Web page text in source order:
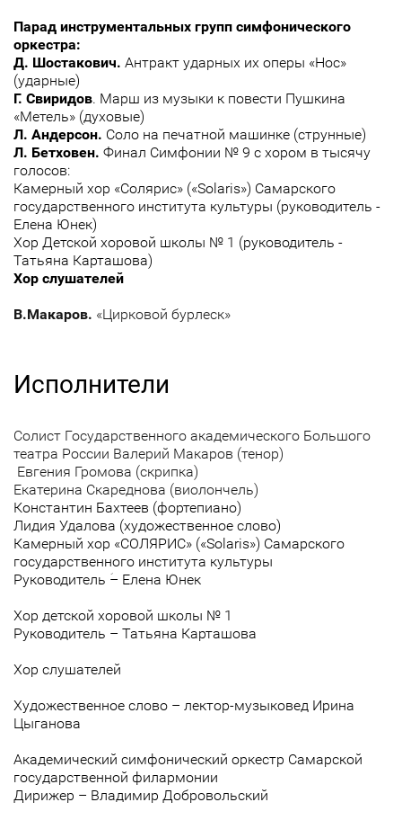
Парад инструментальных групп симфонического
оркестра:
Д. Шостакович. Антракт ударных их оперы «Нос»
(ударные)
Г. Свиридов. Марш из музыки к повести Пушкина
«Метель» (духовые)
Л. Андерсон. Соло на печатной машинке (струнные)
Л. Бетховен. Финал Симфонии № 9 с хором в тысячу
голосов:
Камерный хор «Солярис» («Solaris») Самарского
государственного института культуры (руководитель -
Елена Юнек)
Хор Детской хоровой школы № 1 (руководитель -
Татьяна Карташова)
Хор слушателей
В.Макаров. «Цирковой бурлеск»
Исполнители
Солист Государственного академического Большого
театра России Валерий Макаров (тенор)
Евгения Громова (скрипка)
Екатерина Скареднова (виолончель)
Константин Бахтеев (фортепиано)
Лидия Удалова (художественное слово)
Камерный хор «СОЛЯРИС» («Solaris») Самарского
государственного института культуры
Руководитель ؘ– Елена Юнек
Хор детской хоровой школы № 1
Руководитель – Татьяна Карташова
Хор слушателей
Художественное слово – лектор-музыковед Ирина
Цыганова
Академический симфонический оркестр Самарской
государственной филармонии
Дирижер – Владимир Добровольский